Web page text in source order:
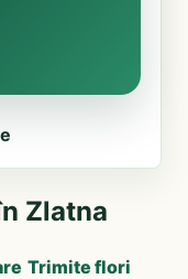
Zlatna
Trimite flori